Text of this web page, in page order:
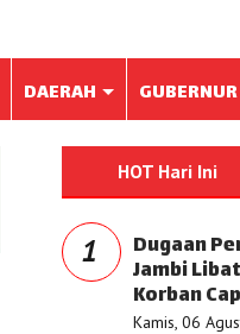
DAERAH
HOT Hari Ini
1 Dugaan
Jambi
Korban
Kamis, 06